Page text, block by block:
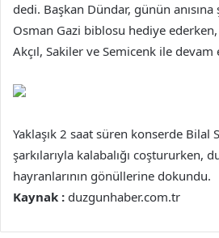
dedi. Başkan Dündar, günün anısına
Osman Gazi biblosu hediye
Akçıl, Sakiler ve Semicenk ile devam
Yaklaşık 2 saat süren konserde Bilal
şarkılarıyla kalabalığı coştururken,
hayranlarının gönüllerine dokundu.
Kaynak : duzgunhaber.com.tr